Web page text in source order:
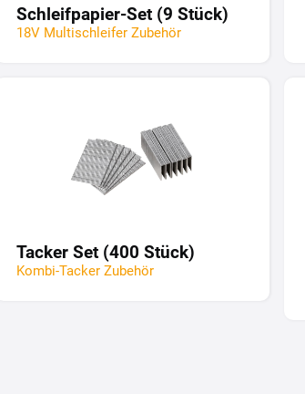
Schleifpapier-Set (9 Stück)
18V Multischleifer Zubehör
Tacker Set (400 Stück)
Kombi-Tacker Zubehör